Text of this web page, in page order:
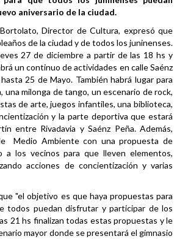
aniversario de la ciudad.
Director de Cultura, expresó que
de la ciudad y de todos los juninenses.
27 de diciembre a partir de las 18 hs y
un continuo de actividades en calle Saénz
25 de Mayo. También habrá lugar para
una milonga de tango, un escenario de rock,
de arte, juegos infantiles, una biblioteca,
y la parte deportiva que estará
entre Rivadavia y Saénz Peña. Además,
Medio Ambiente con una propuesta de
a los vecinos para que lleven elementos,
acciones de concientización y varias
"el objetivo es que haya propuestas para
todos puedan disfrutar y participar de los
21 hs finalizan todas estas propuestas y le
mayor donde se presentará el gimnasio